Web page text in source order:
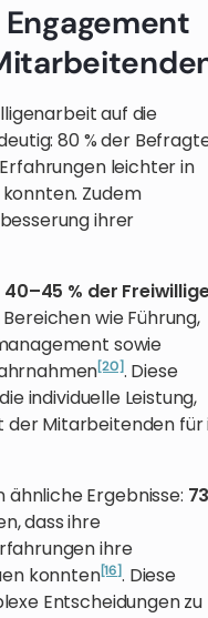
auf die
80 % der
leichter in
Zudem
ihrer
40–45 % der
wie Führung,
sowie
[20]. Diese
individuelle Leistung,
der Mitarbeitenden für
Ergebnisse:
dass ihre
ihre
konnten[16]. Diese
Entscheidungen zu